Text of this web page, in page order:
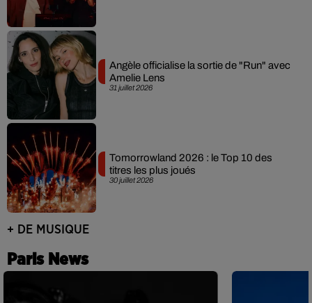
31 juillet 2026
Angèle officialise la sortie de "Run" avec
Amelie Lens
30 juillet 2026
Tomorrowland 2026 : le Top 10 des
titres les plus joués
+ DE MUSIQUE
Paris News